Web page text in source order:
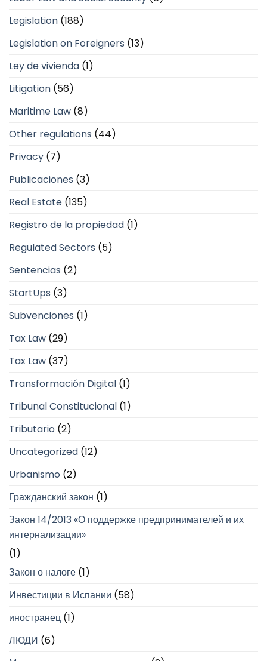
Legislation (188)
Legislation on Foreigners (13)
Ley de vivienda (1)
Litigation (56)
Maritime Law (8)
Other regulations (44)
Privacy (7)
Publicaciones (3)
Real Estate (135)
Registro de la propiedad (1)
Regulated Sectors (5)
Sentencias (2)
StartUps (3)
Subvenciones (1)
Tax Law (29)
Tax Law (37)
Transformación Digital (1)
Tribunal Constitucional (1)
Tributario (2)
Uncategorized (12)
Urbanismo (2)
Гражданский закон (1)
Закон 14/2013 «О поддержке предпринимателей и их
интернализации»
(1)
Закон о налоге (1)
Инвестиции в Испании (58)
иностранец (1)
ЛЮДИ (6)